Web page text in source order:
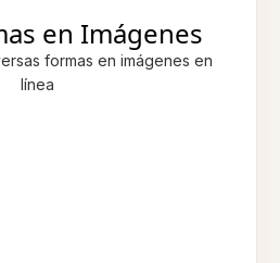
en Imágenes
formas en imágenes en
línea